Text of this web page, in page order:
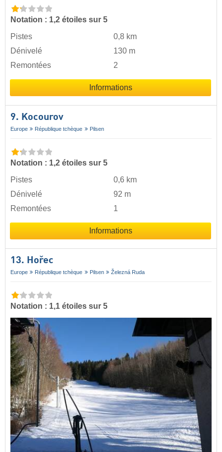
Notation : 1,2 étoiles sur 5
Pistes
0,8 km
Dénivelé
130 m
Remontées
2
Informations
9. Kocourov
Europe République tchèque Pilsen
Notation : 1,2 étoiles sur 5
Pistes
0,6 km
Dénivelé
92 m
Remontées
1
Informations
13. Hořec
Europe République tchèque Pilsen Železná Ruda
Notation : 1,1 étoiles sur 5